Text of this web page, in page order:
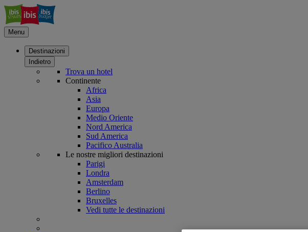
Menu
Destinazioni
Indietro
Trova un hotel
Continente
Africa
Asia
Europa
Medio Oriente
Nord America
Sud America
Pacifico Australia
Le nostre migliori destinazioni
Parigi
Londra
Amsterdam
Berlino
Bruxelles
Vedi tutte le destinazioni